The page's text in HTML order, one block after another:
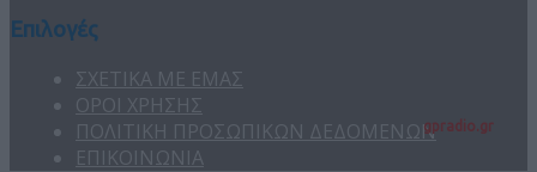
Επιλογές
ΣΧΕΤΙΚΑ ΜΕ ΕΜΑΣ
ΟΡΟΙ ΧΡΗΣΗΣ
ΠΟΛΙΤΙΚΗ ΠΡΟΣΩΠΙΚΩΝ ΔΕΔΟΜΕΝΩΝ
ΕΠΙΚΟΙΝΩΝΙΑ
gpradio.gr